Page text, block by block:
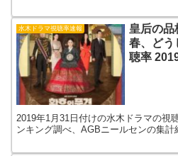
水木ドラマ視聴率速報
皇后の品
春、どう
聴率
2019年1月31日付けの水木ドラマの視
ンキング調べ、AGBニールセンの集計